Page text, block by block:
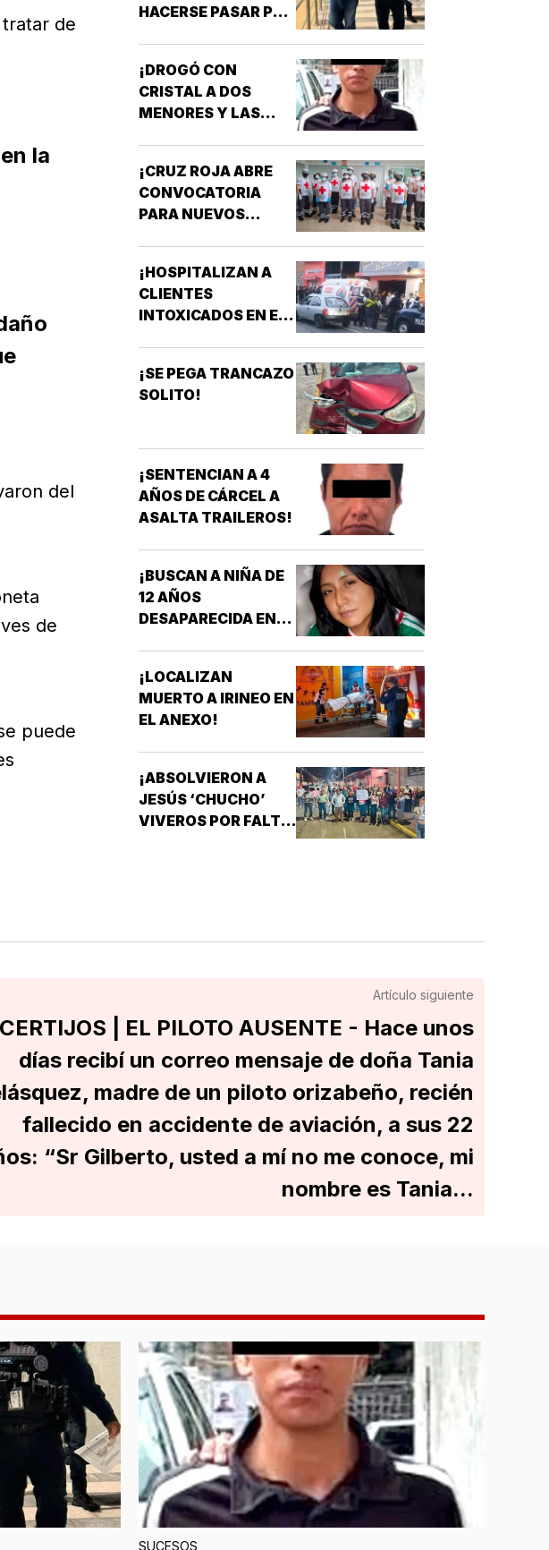
de
la
del
de
puede
HACERSE PASAR POR
¡DROGÓ CON
CRISTAL A DOS
MENORES Y LAS
¡CRUZ ROJA ABRE
CONVOCATORIA
PARA NUEVOS
URGENCIAS
MÉDICAS!
¡HOSPITALIZAN A
CLIENTES
INTOXICADOS EN EL
¡SE PEGA TRANCAZO
SOLITO!
¡SENTENCIAN A 4
AÑOS DE CÁRCEL A
ASALTA TRAILEROS!
¡BUSCAN A NIÑA DE
12 AÑOS
DESAPARECIDA EN
¡LOCALIZAN
MUERTO A IRINEO EN
EL ANEXO!
¡ABSOLVIERON A
JESÚS ‘CHUCHO’
VIVEROS POR FALTA
Artículo siguiente
| EL PILOTO AUSENTE - Hace unos
días recibí un correo mensaje de doña Tania
madre de un piloto orizabeño, recién
fallecido en accidente de aviación, a sus 22
“Sr Gilberto, usted a mí no me conoce, mi
nombre es Tania...
SUCESOS